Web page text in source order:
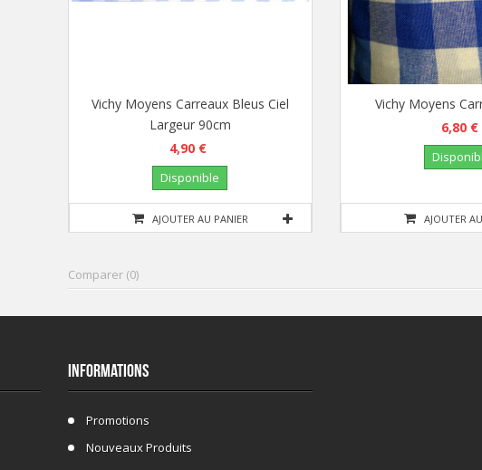
AJOUTER AU PANIER
Vichy Moyens Carreaux Bleus Ciel
Largeur 90cm
4,90 €
Disponible
AJOUTER
Vichy Moyens
6,80 €
Comparer (0)
INFORMATIONS
Promotions
Nouveaux Produits